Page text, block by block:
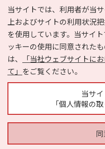
当サイトでは、利用者が当
上およびサイトの利用状況
を使用しています。当サイ
ッキーの使用に同意された
は、
「当社ウェブサイトに
て」 をご覧ください。
当サ
「個人情報の
サイトの内容
Copyright ©